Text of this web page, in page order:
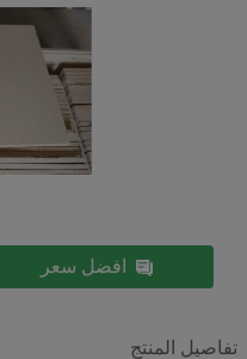
افضل سعر
تفاصيل المنتج